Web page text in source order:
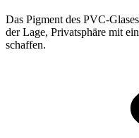
Das Pigment des PVC-
der Lage, Privatsphäre mit
schaffen.